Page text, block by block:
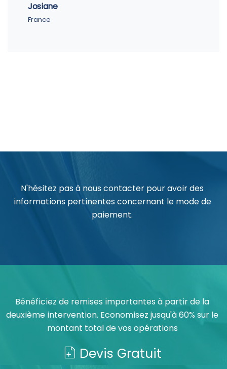
Josiane
France
N'hésitez pas à nous contacter pour avoir des
informations pertinentes concernant le mode de
paiement.
Bénéficiez de remises importantes à partir de la
deuxième intervention. Economisez jusqu'à 60% sur le
montant total de vos opérations
Devis Gratuit